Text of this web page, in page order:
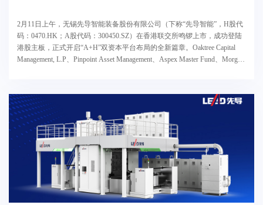
2月11日上午，无锡先导智能装备股份有限公司（下称“先导智能”，H股代
码：0470.HK；A股代码：300450.SZ）在香港联交所鸣锣上市，成功登陆
港股主板，正式开启“A+H”双资本平台布局的全新篇章。Oaktree Capital
Management, L.P、Pinpoint Asset Management、Aspex Master Fund、Morgan